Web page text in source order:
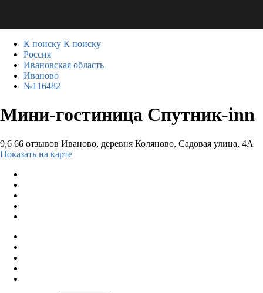
К поиску К поиску
Россия
Ивановская область
Иваново
№116482
Мини-гостиница Спутник-inn
9,6 66 отзывов Иваново, деревня Коляново, Садовая улица, 4А
Показать на карте